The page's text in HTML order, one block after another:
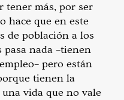
tener más, por ser
hace que en este
de población a los
nada –tienen
pero están
tienen la
vida que no vale